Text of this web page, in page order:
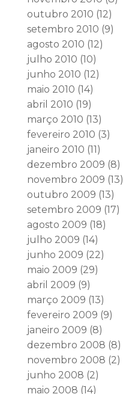
outubro 2010 (12)
setembro 2010 (9)
agosto 2010 (12)
julho 2010 (10)
junho 2010 (12)
maio 2010 (14)
abril 2010 (19)
março 2010 (13)
fevereiro 2010 (3)
janeiro 2010 (11)
dezembro 2009 (8)
novembro 2009 (13)
outubro 2009 (13)
setembro 2009 (17)
agosto 2009 (18)
julho 2009 (14)
junho 2009 (22)
maio 2009 (29)
abril 2009 (9)
março 2009 (13)
fevereiro 2009 (9)
janeiro 2009 (8)
dezembro 2008 (8)
novembro 2008 (2)
junho 2008 (2)
maio 2008 (14)